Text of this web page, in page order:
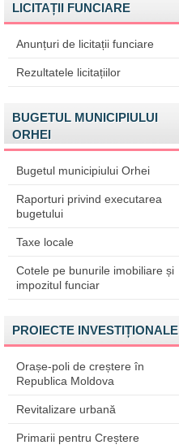
LICITAȚII FUNCIARE
Anunțuri de licitații funciare
Rezultatele licitațiilor
BUGETUL MUNICIPIULUI
ORHEI
Bugetul municipiului Orhei
Raporturi privind executarea
bugetului
Taxe locale
Cotele pe bunurile imobiliare și
impozitul funciar
PROIECTE INVESTIȚIONALE
Orașe-poli de creștere în
Republica Moldova
Revitalizare urbană
Primarii pentru Creștere